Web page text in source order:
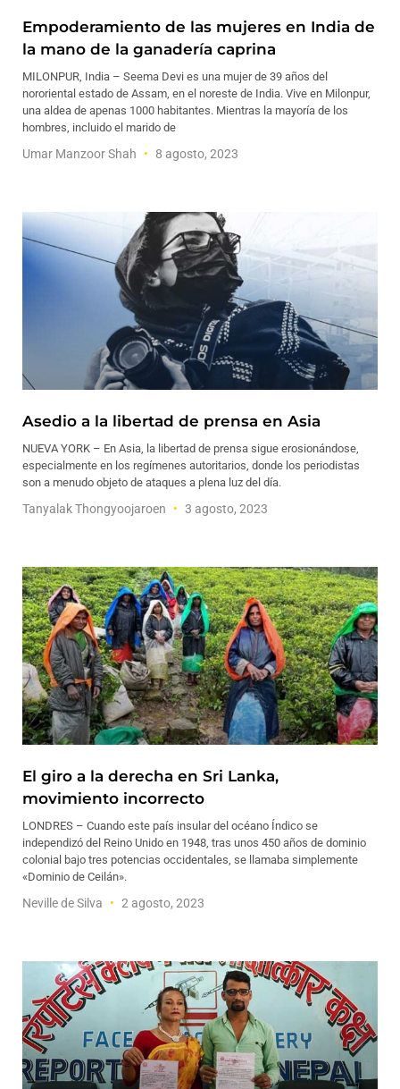
Empoderamiento de las mujeres en India de
la mano de la ganadería caprina
MILONPUR, India – Seema Devi es una mujer de 39 años del
nororiental estado de Assam, en el noreste de India. Vive en Milonpur,
una aldea de apenas 1000 habitantes. Mientras la mayoría de los
hombres, incluido el marido de
Umar Manzoor Shah 8 agosto, 2023
Asedio a la libertad de prensa en Asia
NUEVA YORK – En Asia, la libertad de prensa sigue erosionándose,
especialmente en los regímenes autoritarios, donde los periodistas
son a menudo objeto de ataques a plena luz del día.
Tanyalak Thongyoojaroen 3 agosto, 2023
El giro a la derecha en Sri Lanka,
movimiento incorrecto
LONDRES – Cuando este país insular del océano Índico se
independizó del Reino Unido en 1948, tras unos 450 años de dominio
colonial bajo tres potencias occidentales, se llamaba simplemente
«Dominio de Ceilán».
Neville de Silva 2 agosto, 2023